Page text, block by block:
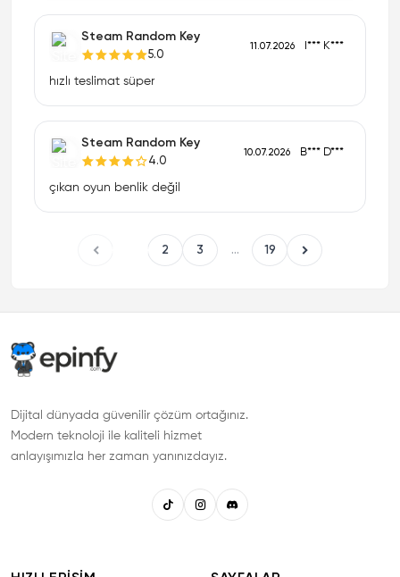
Steam Random Key
5.0
11.07.2026 I*** K***
hızlı teslimat süper
Steam Random Key
4.0
10.07.2026 B*** D***
çıkan oyun benlik değil
2 3 ... 19
Dijital dünyada güvenilir çözüm ortağınız.
Modern teknoloji ile kaliteli hizmet
anlayışımızla her zaman yanınızdayız.